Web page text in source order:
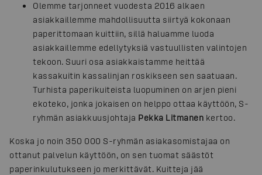
Olemme tarjonneet vuodesta 2016 alkaen
asiakkaillemme mahdollisuutta siirtyä kokonaan
paperittomaan kuittiin, sillä haluamme luoda
asiakkaillemme edellytyksiä vastuullisten valintojen
tekoon. Suuri osa asiakkaistamme heittää
kassakuitin kassalinjan roskikseen sen saatuaan.
Turhista paperikuiteista luopuminen on arjen pieni
ekoteko, jonka jokaisen on helppo ottaa käyttöön, S-
ryhmän asiakkuusjohtaja Pekka Litmanen kertoo.
Koska jo noin 350 000 S-ryhmän asiakasomistajaa on
ottanut palvelun käyttöön, on sen tuomat säästöt
paperinkulutukseen jo merkittävät. Kuitteja jää